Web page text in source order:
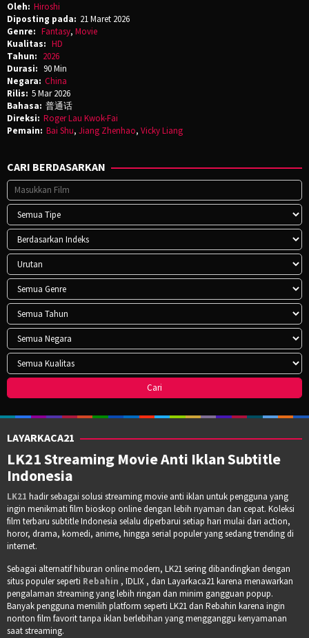
Oleh: Hiroshi
Diposting pada: 21 Maret 2026
Genre: Fantasy, Movie
Kualitas: HD
Tahun: 2026
Durasi: 90 Min
Negara: China
Rilis: 5 Mar 2026
Bahasa: 普通话
Direksi: Roger Lau Kwok-Fai
Pemain: Bai Shu, Jiang Zhenhao, Vicky Liang
CARI BERDASARKAN
LAYARKACA21
LK21 Streaming Movie Anti Iklan Subtitle
Indonesia
LK21 hadir sebagai solusi streaming movie anti iklan untuk pengguna yang
ingin menikmati film bioskop online dengan lebih nyaman dan cepat. Koleksi
film terbaru subtitle Indonesia selalu diperbarui setiap hari mulai dari action,
horor, drama, komedi, anime, hingga serial populer yang sedang trending di
internet.
Sebagai alternatif hiburan online modern, LK21 sering dibandingkan dengan
situs populer seperti Rebahin , IDLIX , dan Layarkaca21 karena menawarkan
pengalaman streaming yang lebih ringan dan minim gangguan popup.
Banyak pengguna memilih platform seperti LK21 dan Rebahin karena ingin
nonton film favorit tanpa iklan berlebihan yang mengganggu kenyamanan
saat streaming.